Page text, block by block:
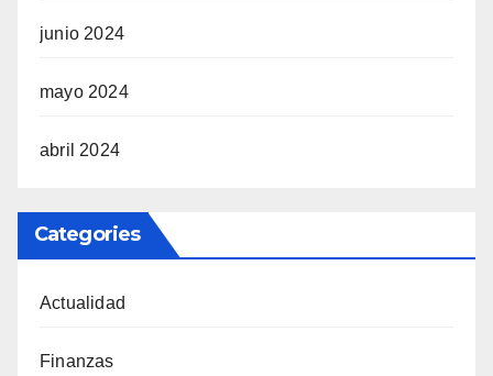
junio 2024
mayo 2024
abril 2024
Categories
Actualidad
Finanzas